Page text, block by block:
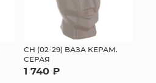
СН (02-29) ВАЗА КЕРАМ.
СЕРАЯ
1 740 ₽